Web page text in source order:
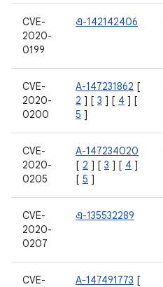
CVE-
2020-
0199
এ-142142406
CVE-
2020-
0200
A-147231862 [
2 ] [ 3 ] [ 4 ] [
5 ]
CVE-
2020-
0205
A-147234020
[ 2 ] [ 3 ] [ 4 ]
[ 5 ]
CVE-
2020-
0207
এ-135532289
CVE-
A-147491773 [